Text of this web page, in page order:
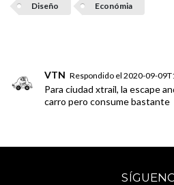
Diseño Económia
VTN Respondido el2020-09-
Para ciudad xtrail, la escape
carro pero consume bastante